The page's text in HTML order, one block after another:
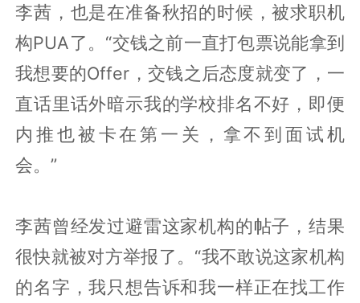
李茜，也是在准备秋招的时候，被求职机
构PUA了。“交钱之前一直打包票说能拿到
我想要的Offer，交钱之后态度就变了，一
直话里话外暗示我的学校排名不好，即便
内推也被卡在第一关，拿不到面试机
会。”
李茜曾经发过避雷这家机构的帖子，结果
很快就被对方举报了。“我不敢说这家机构
的名字，我只想告诉和我一样正在找工作